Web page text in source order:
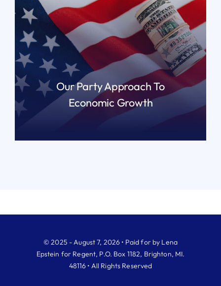
Our Party Approach To
Economic Growth
© 2025 - August 7, 2026 • Paid for by Lena
Epstein for Regent, P.O. Box 1182, Brighton, MI.
48116 • All Rights Reserved